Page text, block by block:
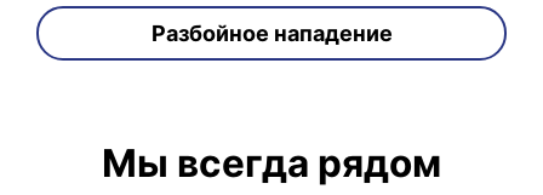
Разбойное нападение
Мы всегда рядом